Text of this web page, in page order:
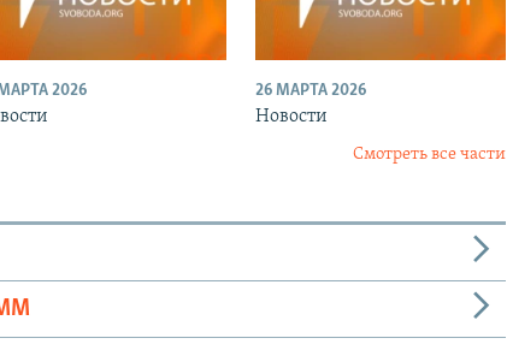
2026 26 МАРТА 2026
Новости
Смотреть все части